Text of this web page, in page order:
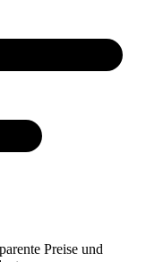
Preise und